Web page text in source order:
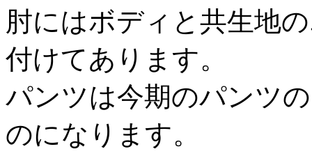
肘にはボディと共生地
付けてあります。
パンツは今期のパンツ
のになります。